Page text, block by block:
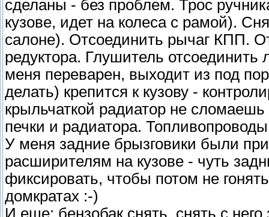
сделаны - без проблем. Трос
кузове, идет на колеса с рамой).
салоне). Отсоединить рычаг КПП.
редуктора. Глушитель
меня переварен, выходит из под
делать) крепится к кузову -
крыльчаткой радиатор не
печки и радиатора.
У меня задние брызговики были
расширителям на кузове - чуть
фиксировать, чтобы потом не
домкратах :-)
И еще: бензобак снять, снять с